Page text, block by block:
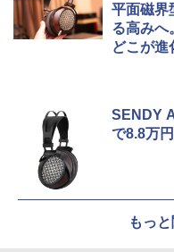
平面磁界
る高みへ
どこが進
SENDY
で8.8万
もっ